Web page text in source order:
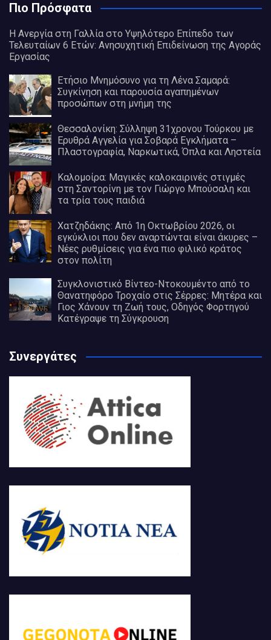
Πιο Πρόσφατα
Η Ανεργία στη Γαλλία στο Υψηλότερο Επίπεδο των
Τελευταίων 6 Ετών: Ανησυχητική Επιδείνωση της Αγοράς
Εργασίας
Ετήσιο Μνημόσυνο για τη Λένα Σαμαρά:
Συγκίνηση και παρουσία αγαπημένων
προσώπων στη μνήμη της
Θεσσαλονίκη: Σύλληψη 31χρονου Τούρκου με
Ερυθρά Αγγελία για Σοβαρά Εγκλήματα –
Πλαστογραφία, Ναρκωτικά, Όπλα και Ληστεία
Καλομοίρα: Μαγικές καλοκαιρινές στιγμές
στη Σαντορίνη με τον Γιώργο Μπούσαλη και
τα τρία τους παιδιά
Χατζηδάκης: Από 1η Οκτωβρίου 2026, οι
εγκύκλιοι που δεν αναρτώνται είναι άκυρες –
Νέες ρυθμίσεις για ένα πιο φιλικό κράτος
στον πολίτη
Συγκλονιστικό Βίντεο-Ντοκουμέντο από το
Θανατηφόρο Τροχαίο στις Σέρρες: Μητέρα και
Γιος Χάνουν τη Ζωή τους, Οδηγός Φορτηγού
Κατέγραψε τη Σύγκρουση
Συνεργάτες